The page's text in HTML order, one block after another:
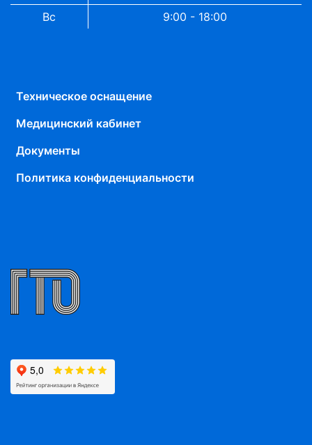
Вс
9:00 - 18:00
Техническое оснащение
Медицинский кабинет
Документы
Политика конфиденциальности